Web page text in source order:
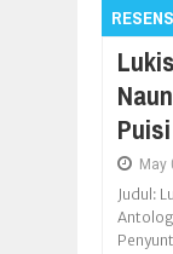
Puisi
May
Judul: